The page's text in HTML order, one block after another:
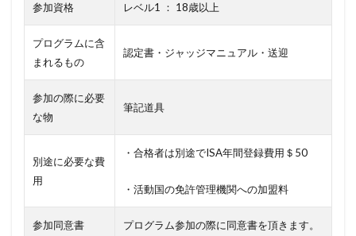
参加資格 レベル1 ： 18歳以上
プログラムに含
まれるもの
認定書・ジャッジマニュアル・送迎
参加の際に必要
な物
筆記道具
別途に必要な費
用
・合格者は別途でISA年間登録費用＄50
・活動国の免許管理機関への加盟料
参加同意書 プログラム参加の際に同意書を頂きます。